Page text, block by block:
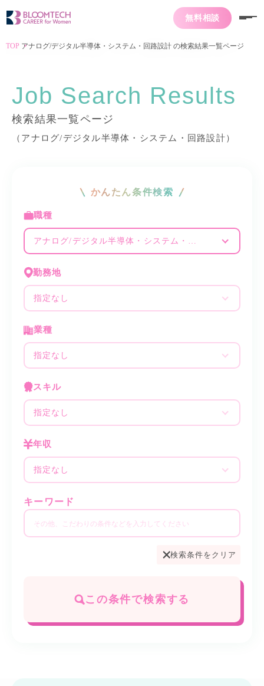
無料相談
TOP アナログ/デジタル半導体・システム・回路設計 の検索結果一覧ページ
Job Search Results
検索結果一覧ページ
（アナログ/デジタル半導体・システム・回路設計）
かんたん条件検索
職種
アナログ/デジタル半導体・システム・回路設計
勤務地
指定なし
業種
指定なし
スキル
指定なし
年収
指定なし
キーワード
検索条件をクリア
この条件で検索する